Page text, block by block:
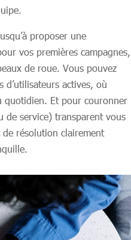
proposer une
vos premières campagnes,
de roue. Vous pouvez
d’utilisateurs actives, où
quotidien. Et pour couronner
de service) transparent vous
résolution clairement